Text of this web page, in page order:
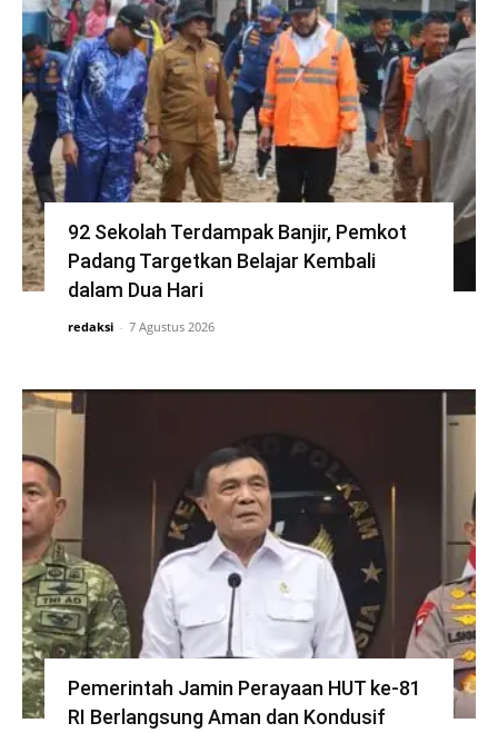
92 Sekolah Terdampak Banjir, Pemkot
Padang Targetkan Belajar Kembali
dalam Dua Hari
redaksi - 7 Agustus 2026
Pemerintah Jamin Perayaan HUT ke-81
RI Berlangsung Aman dan Kondusif